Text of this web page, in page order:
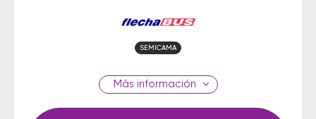
SEMICAMA
información